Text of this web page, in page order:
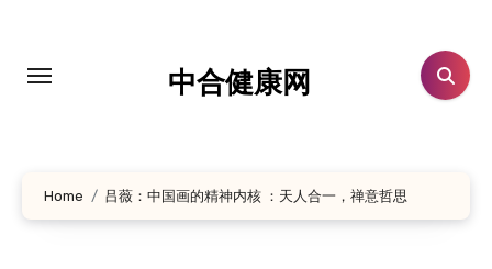
中合健康网
Home 吕薇：中国画的精神内核 ：天人合一，禅意哲思